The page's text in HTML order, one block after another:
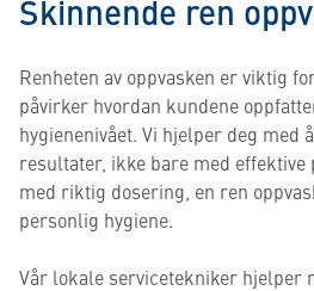
Skinnende ren
Renheten av oppvasken er viktig
påvirker hvordan kundene
hygienenivået. Vi hjelper deg med
resultater, ikke bare med effektive
med riktig dosering, en ren
personlig hygiene.
Vår lokale servicetekniker hjelper